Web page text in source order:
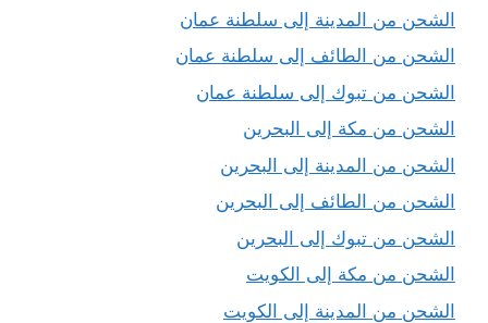
الشحن من المدينة إلى سلطنة عمان
الشحن من الطائف إلى سلطنة عمان
الشحن من تبوك إلى سلطنة عمان
الشحن من مكة إلى البحرين
الشحن من المدينة إلى البحرين
الشحن من الطائف إلى البحرين
الشحن من تبوك إلى البحرين
الشحن من مكة إلى الكويت
الشحن من المدينة إلى الكويت